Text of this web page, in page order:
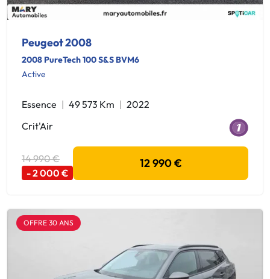
Peugeot 2008
2008 PureTech 100 S&S BVM6
Active
Essence 49 573 Km
2022
Crit'Air
14 990 €
- 2 000 €
12 990 €
OFFRE 30 ANS